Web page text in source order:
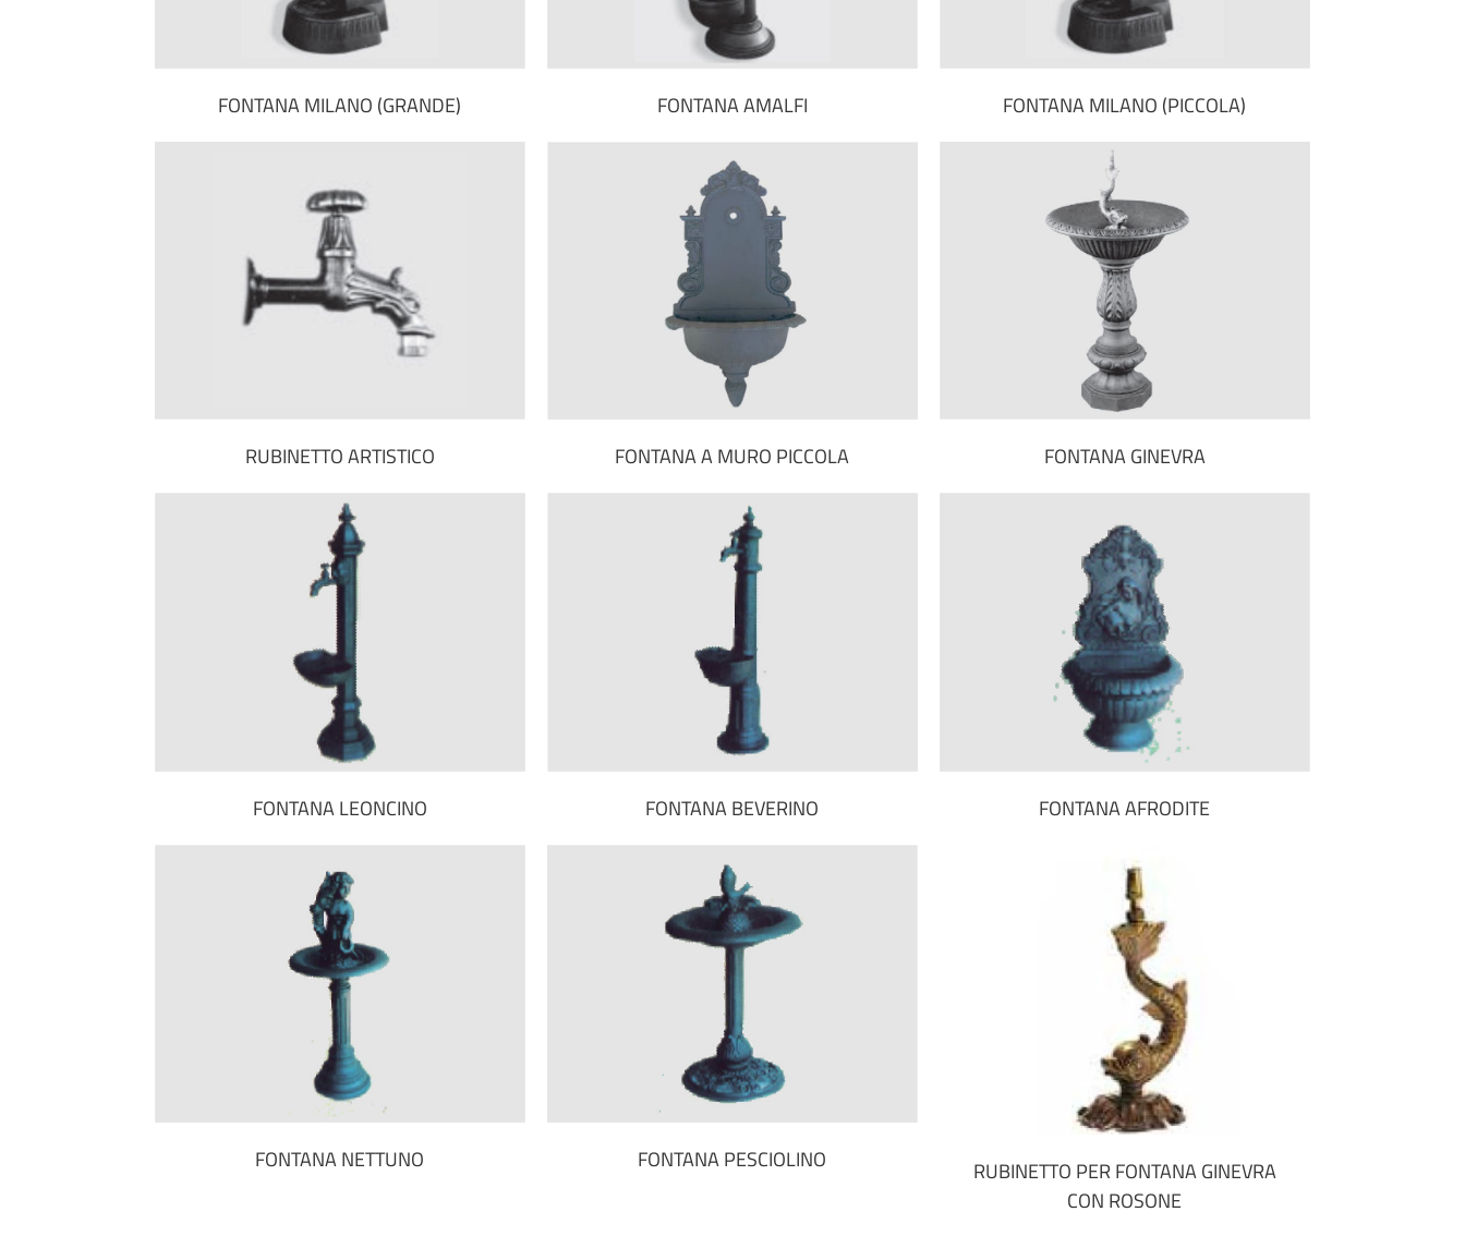
FONTANA MILANO (GRANDE) FONTANA AMALFI FONTANA MILANO (PICCOLA)
RUBINETTO ARTISTICO FONTANA A MURO PICCOLA FONTANA GINEVRA
FONTANA LEONCINO FONTANA BEVERINO FONTANA AFRODITE
FONTANA NETTUNO FONTANA PESCIOLINO
RUBINETTO PER FONTANA GINEVRA
CON ROSONE